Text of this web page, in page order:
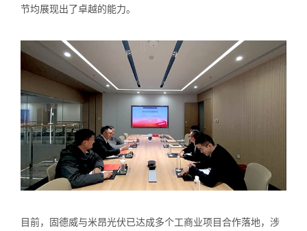
节均展现出了卓越的能力。
目前，固德威与米昂光伏已达成多个工商业项目合作落地，涉